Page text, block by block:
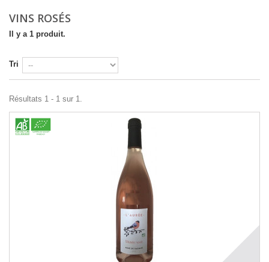
VINS ROSÉS
Il y a 1 produit.
Tri
Résultats 1 - 1 sur 1.